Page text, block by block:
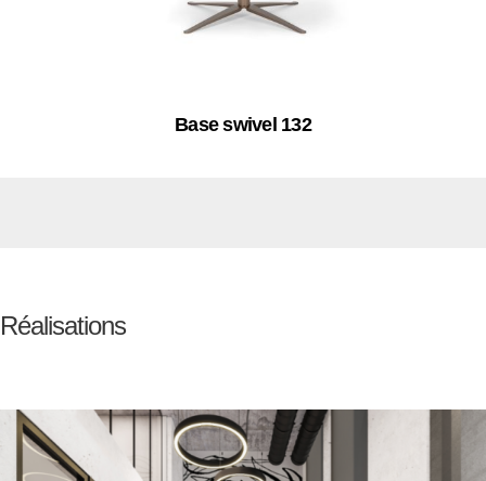
Base swivel 132
Réalisations